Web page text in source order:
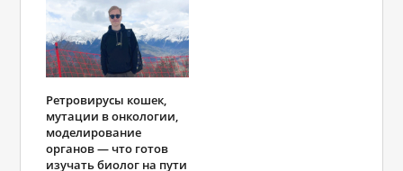
Ретровирусы кошек,
мутации в онкологии,
моделирование
органов — что готов
изучать биолог на пути